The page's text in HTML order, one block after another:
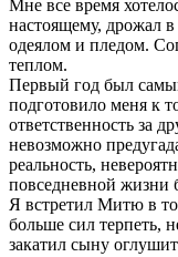
Мне все время
настоящему, дрожал
одеялом и пледом.
теплом.
Первый год был
подготовило меня к
ответственность за
невозможно
реальность,
повседневной жизни
Я встретил Митю в
больше сил терпеть,
закатил сыну